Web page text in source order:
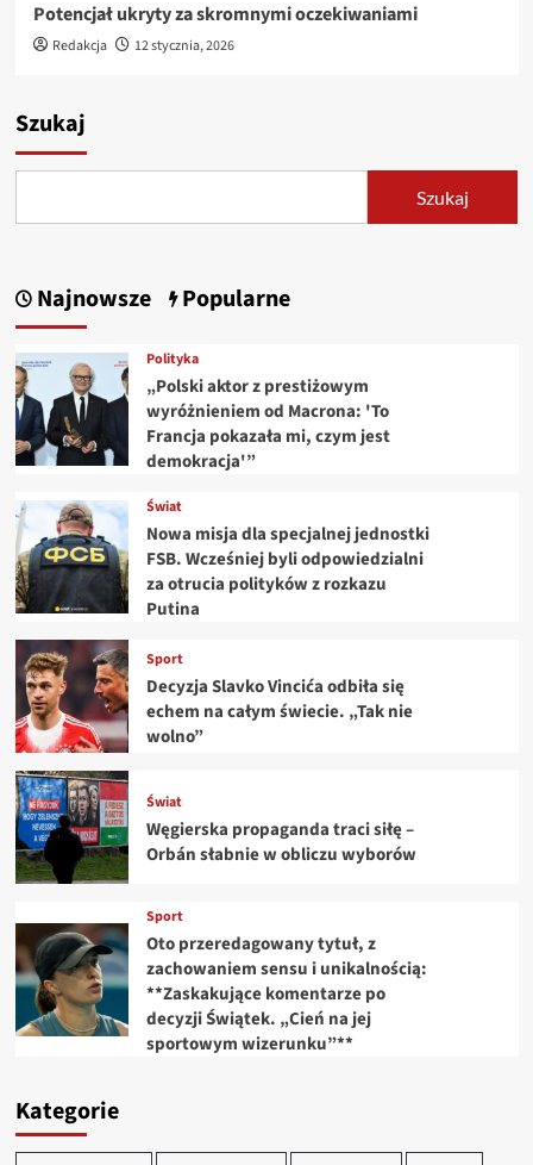
Potencjał ukryty za skromnymi oczekiwaniami
Redakcja 12 stycznia, 2026
Szukaj
Szukaj
Najnowsze Popularne
Polityka
„Polski aktor z prestiżowym
wyróżnieniem od Macrona: 'To
Francja pokazała mi, czym jest
demokracja'”
Świat
Nowa misja dla specjalnej jednostki
FSB. Wcześniej byli odpowiedzialni
za otrucia polityków z rozkazu
Putina
Sport
Decyzja Slavko Vincića odbiła się
echem na całym świecie. „Tak nie
wolno”
Świat
Węgierska propaganda traci siłę –
Orbán słabnie w obliczu wyborów
Sport
Oto przeredagowany tytuł, z
zachowaniem sensu i unikalnością:
**Zaskakujące komentarze po
decyzji Świątek. „Cień na jej
sportowym wizerunku”**
Kategorie